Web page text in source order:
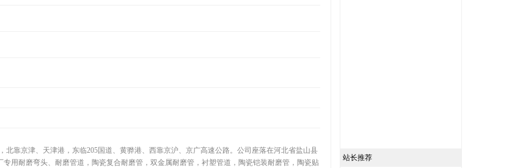
靠京津、天津港，东临205国道、黄骅港、西靠京沪、京广高速公路。公司座落在河北省盐山县
用耐磨弯头、耐磨管道，陶瓷复合耐磨管，双金属耐磨管，衬塑管道，陶瓷铠装耐磨管，陶瓷贴
站长推荐